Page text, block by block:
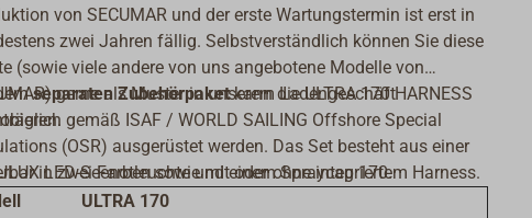
von SECUMAR und der erste Wartungstermin ist erst in
zwei Jahren fällig. Selbstverständlich können Sie diese
(sowie viele andere von uns angebotene Modelle von
gerne als Muster in unserem Ladengeschäft
in zwei Farben sowie mit oder ohne integriertem Harness.
separaten Zubehörpaketkann die ULTRA 170 HARNESS
gemäß ISAF / WORLD SAILING Offshore Special
(OSR) ausgerüstet werden. Das Set besteht aus einer
LED-Seenotleuchte und einem Spraycap 170.
ULTRA 170